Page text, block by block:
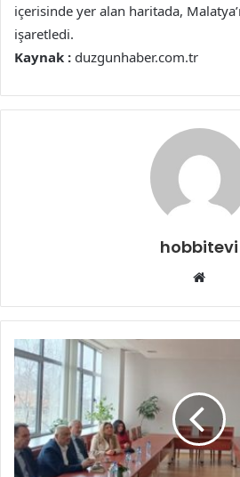
içerisinde yer alan haritada,
işaretledi.
Kaynak : duzgunhaber.com.tr
hobbitevi
Web